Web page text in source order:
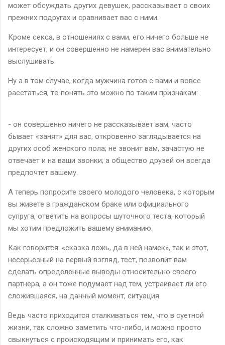
может обсуждать других девушек, рассказывает о своих
прежних подругах и сравнивает вас с ними.
Кроме секса, в отношениях с вами, его ничего больше не
интересует, и он совершенно не намерен вас внимательно
выслушивать.
Ну а в том случае, когда мужчина готов с вами и вовсе
расстаться, то понять это можно по таким признакам:
- он совершенно ничего не рассказывает вам; часто
бывает «занят» для вас, откровенно заглядывается на
других особ женского пола; не звонит вам, зачастую не
отвечает и на ваши звонки; а общество друзей он всегда
предпочтет вашему.
А теперь попросите своего молодого человека, с которым
вы живете в гражданском браке или официального
супруга, ответить на вопросы шуточного теста, который
мы хотим предложить вашему вниманию.
Как говорится: «сказка ложь, да в ней намек», так и этот,
несерьезный на первый взгляд, тест, позволит вам
сделать определенные выводы относительно своего
партнера, а он тоже подумает над тем, устраивает ли его
сложившаяся, на данный момент, ситуация.
Ведь часто приходится сталкиваться тем, что в суетной
жизни, так сложно заметить что-либо, и можно просто
свыкнуться с происходящим и принимать его, как